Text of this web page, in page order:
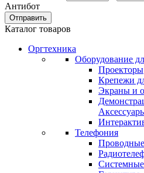
Антибот
Отправить
Каталог товаров
Оргтехника
Оборудование
Проекторы
Крепежи
Экраны и
Телефония